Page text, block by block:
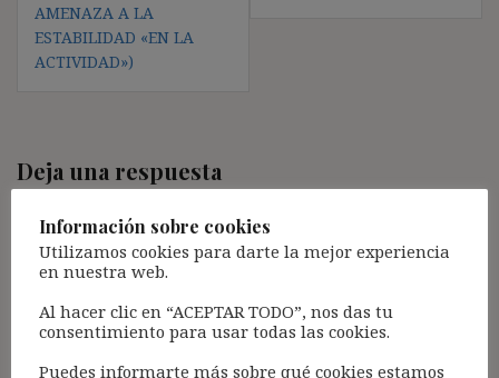
AMENAZA A LA
ESTABILIDAD «EN LA
ACTIVIDAD»)
Deja una respuesta
campos obligatorios están marcados con
Comentario*
Información sobre cookies
Utilizamos cookies para darte la mejor experiencia
en nuestra web.
Al hacer clic en “ACEPTAR TODO”, nos das tu
consentimiento para usar todas las cookies.
Puedes informarte más sobre qué cookies estamos